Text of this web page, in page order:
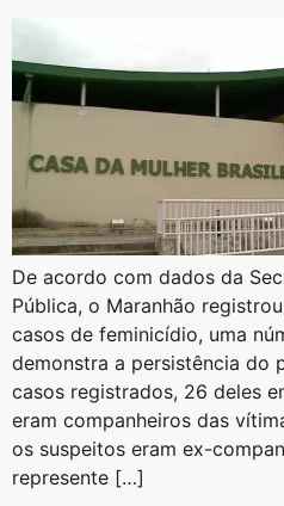
De acordo com dados da
Pública, o Maranhão
casos de feminicídio, uma
demonstra a persistência do
casos registrados, 26 deles
eram companheiros das
os suspeitos eram ex-
represente […]